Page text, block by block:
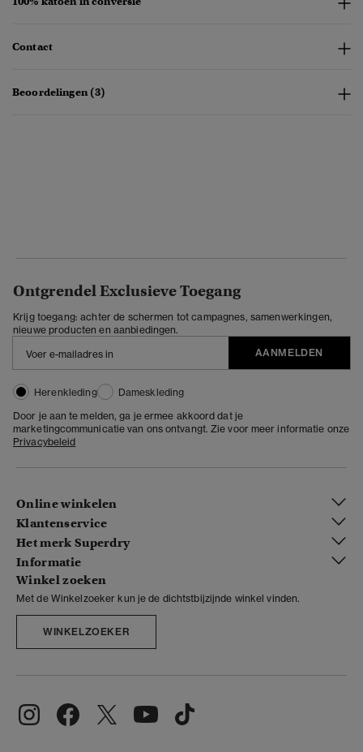
Contact
Beoordelingen (3)
Ontgrendel Exclusieve Toegang
Krijg toegang: achter de schermen tot campagnes, samenwerkingen,
nieuwe producten en aanbiedingen.
AANMELDEN
Herenkleding
Dameskleding
Door je aan te melden, ga je ermee akkoord dat je
marketingcommunicatie van ons ontvangt. Zie voor meer informatie onze
Privacybeleid
Online winkelen
Klantenservice
Het merk Superdry
Informatie
Winkel zoeken
Met de Winkelzoeker kun je de dichtstbijzijnde winkel vinden.
WINKELZOEKER